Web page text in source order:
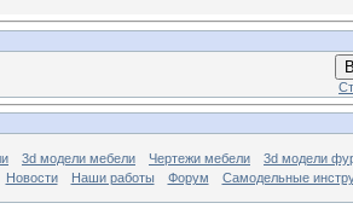
3d модели мебели Чертежи мебели
3d модели
Новости
Наши работы Форум Самодельные